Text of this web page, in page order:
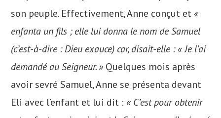
son peuple. Effectivement, Anne conçut et «
enfanta un fils ; elle lui donna le nom de Samuel
(c’est-à-dire : Dieu exauce) car, disait-elle : « Je l’ai
demandé au Seigneur. » Quelques mois après
avoir sevré Samuel, Anne se présenta devant
Eli avec l’enfant et lui dit : « C’est pour obtenir